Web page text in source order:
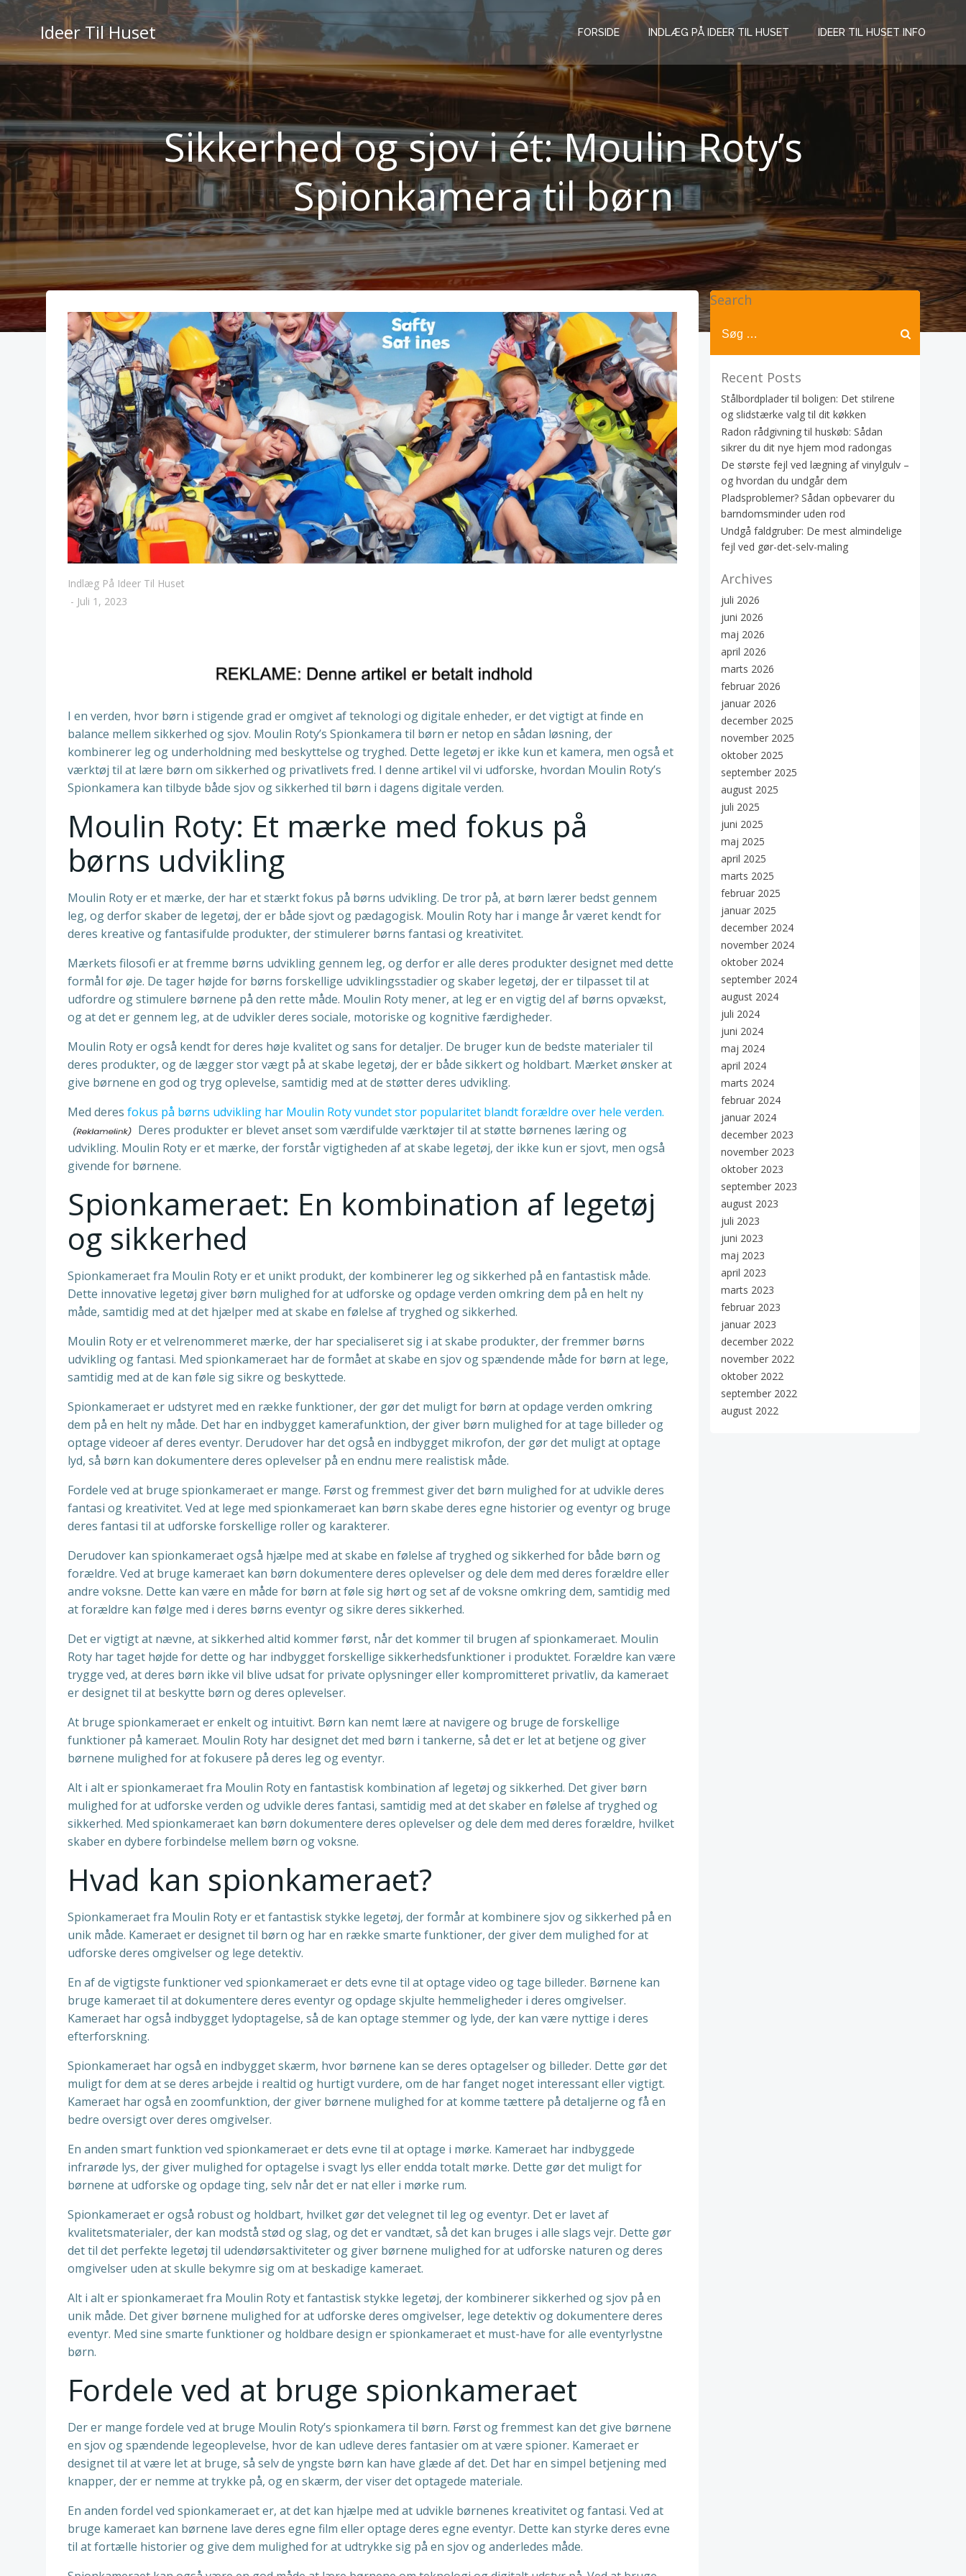
Videre
indholdIdeer Til Huset FORSIDE INDLÆG PÅ IDEER TIL HUSET IDEER TIL HUSET INFO
Sikkerhed og sjov i ét: Moulin Roty’s
Spionkamera til børn
Indlæg På Ideer Til Huset
- Juli 1, 2023
I en verden, hvor børn i stigende grad er omgivet af teknologi og digitale enheder, er det vigtigt at finde en
balance mellem sikkerhed og sjov. Moulin Roty’s Spionkamera til børn er netop en sådan løsning, der
kombinerer leg og underholdning med beskyttelse og tryghed. Dette legetøj er ikke kun et kamera, men også et
værktøj til at lære børn om sikkerhed og privatlivets fred. I denne artikel vil vi udforske, hvordan Moulin Roty’s
Spionkamera kan tilbyde både sjov og sikkerhed til børn i dagens digitale verden.
Moulin Roty: Et mærke med fokus på
børns udvikling
Moulin Roty er et mærke, der har et stærkt fokus på børns udvikling. De tror på, at børn lærer bedst gennem
leg, og derfor skaber de legetøj, der er både sjovt og pædagogisk. Moulin Roty har i mange år været kendt for
deres kreative og fantasifulde produkter, der stimulerer børns fantasi og kreativitet.
Mærkets filosofi er at fremme børns udvikling gennem leg, og derfor er alle deres produkter designet med dette
formål for øje. De tager højde for børns forskellige udviklingsstadier og skaber legetøj, der er tilpasset til at
udfordre og stimulere børnene på den rette måde. Moulin Roty mener, at leg er en vigtig del af børns opvækst,
og at det er gennem leg, at de udvikler deres sociale, motoriske og kognitive færdigheder.
Moulin Roty er også kendt for deres høje kvalitet og sans for detaljer. De bruger kun de bedste materialer til
deres produkter, og de lægger stor vægt på at skabe legetøj, der er både sikkert og holdbart. Mærket ønsker at
give børnene en god og tryg oplevelse, samtidig med at de støtter deres udvikling.
Med deres fokus på børns udvikling har Moulin Roty vundet stor popularitet blandt forældre over hele verden.
Deres produkter er blevet anset som værdifulde værktøjer til at støtte børnenes læring og
udvikling. Moulin Roty er et mærke, der forstår vigtigheden af at skabe legetøj, der ikke kun er sjovt, men også
givende for børnene.
Spionkameraet: En kombination af legetøj
og sikkerhed
Spionkameraet fra Moulin Roty er et unikt produkt, der kombinerer leg og sikkerhed på en fantastisk måde.
Dette innovative legetøj giver børn mulighed for at udforske og opdage verden omkring dem på en helt ny
måde, samtidig med at det hjælper med at skabe en følelse af tryghed og sikkerhed.
Moulin Roty er et velrenommeret mærke, der har specialiseret sig i at skabe produkter, der fremmer børns
udvikling og fantasi. Med spionkameraet har de formået at skabe en sjov og spændende måde for børn at lege,
samtidig med at de kan føle sig sikre og beskyttede.
Spionkameraet er udstyret med en række funktioner, der gør det muligt for børn at opdage verden omkring
dem på en helt ny måde. Det har en indbygget kamerafunktion, der giver børn mulighed for at tage billeder og
optage videoer af deres eventyr. Derudover har det også en indbygget mikrofon, der gør det muligt at optage
lyd, så børn kan dokumentere deres oplevelser på en endnu mere realistisk måde.
Fordele ved at bruge spionkameraet er mange. Først og fremmest giver det børn mulighed for at udvikle deres
fantasi og kreativitet. Ved at lege med spionkameraet kan børn skabe deres egne historier og eventyr og bruge
deres fantasi til at udforske forskellige roller og karakterer.
Derudover kan spionkameraet også hjælpe med at skabe en følelse af tryghed og sikkerhed for både børn og
forældre. Ved at bruge kameraet kan børn dokumentere deres oplevelser og dele dem med deres forældre eller
andre voksne. Dette kan være en måde for børn at føle sig hørt og set af de voksne omkring dem, samtidig med
at forældre kan følge med i deres børns eventyr og sikre deres sikkerhed.
Det er vigtigt at nævne, at sikkerhed altid kommer først, når det kommer til brugen af spionkameraet. Moulin
Roty har taget højde for dette og har indbygget forskellige sikkerhedsfunktioner i produktet. Forældre kan være
trygge ved, at deres børn ikke vil blive udsat for private oplysninger eller kompromitteret privatliv, da kameraet
er designet til at beskytte børn og deres oplevelser.
At bruge spionkameraet er enkelt og intuitivt. Børn kan nemt lære at navigere og bruge de forskellige
funktioner på kameraet. Moulin Roty har designet det med børn i tankerne, så det er let at betjene og giver
børnene mulighed for at fokusere på deres leg og eventyr.
Alt i alt er spionkameraet fra Moulin Roty en fantastisk kombination af legetøj og sikkerhed. Det giver børn
mulighed for at udforske verden og udvikle deres fantasi, samtidig med at det skaber en følelse af tryghed og
sikkerhed. Med spionkameraet kan børn dokumentere deres oplevelser og dele dem med deres forældre, hvilket
skaber en dybere forbindelse mellem børn og voksne.
Hvad kan spionkameraet?
Spionkameraet fra Moulin Roty er et fantastisk stykke legetøj, der formår at kombinere sjov og sikkerhed på en
unik måde. Kameraet er designet til børn og har en række smarte funktioner, der giver dem mulighed for at
udforske deres omgivelser og lege detektiv.
En af de vigtigste funktioner ved spionkameraet er dets evne til at optage video og tage billeder. Børnene kan
bruge kameraet til at dokumentere deres eventyr og opdage skjulte hemmeligheder i deres omgivelser.
Kameraet har også indbygget lydoptagelse, så de kan optage stemmer og lyde, der kan være nyttige i deres
efterforskning.
Spionkameraet har også en indbygget skærm, hvor børnene kan se deres optagelser og billeder. Dette gør det
muligt for dem at se deres arbejde i realtid og hurtigt vurdere, om de har fanget noget interessant eller vigtigt.
Kameraet har også en zoomfunktion, der giver børnene mulighed for at komme tættere på detaljerne og få en
bedre oversigt over deres omgivelser.
En anden smart funktion ved spionkameraet er dets evne til at optage i mørke. Kameraet har indbyggede
infrarøde lys, der giver mulighed for optagelse i svagt lys eller endda totalt mørke. Dette gør det muligt for
børnene at udforske og opdage ting, selv når det er nat eller i mørke rum.
Spionkameraet er også robust og holdbart, hvilket gør det velegnet til leg og eventyr. Det er lavet af
kvalitetsmaterialer, der kan modstå stød og slag, og det er vandtæt, så det kan bruges i alle slags vejr. Dette gør
det til det perfekte legetøj til udendørsaktiviteter og giver børnene mulighed for at udforske naturen og deres
omgivelser uden at skulle bekymre sig om at beskadige kameraet.
Alt i alt er spionkameraet fra Moulin Roty et fantastisk stykke legetøj, der kombinerer sikkerhed og sjov på en
unik måde. Det giver børnene mulighed for at udforske deres omgivelser, lege detektiv og dokumentere deres
eventyr. Med sine smarte funktioner og holdbare design er spionkameraet et must-have for alle eventyrlystne
børn.
Fordele ved at bruge spionkameraet
Der er mange fordele ved at bruge Moulin Roty’s spionkamera til børn. Først og fremmest kan det give børnene
en sjov og spændende legeoplevelse, hvor de kan udleve deres fantasier om at være spioner. Kameraet er
designet til at være let at bruge, så selv de yngste børn kan have glæde af det. Det har en simpel betjening med
knapper, der er nemme at trykke på, og en skærm, der viser det optagede materiale.
En anden fordel ved spionkameraet er, at det kan hjælpe med at udvikle børnenes kreativitet og fantasi. Ved at
bruge kameraet kan børnene lave deres egne film eller optage deres egne eventyr. Dette kan styrke deres evne
til at fortælle historier og give dem mulighed for at udtrykke sig på en sjov og anderledes måde.
Search
Recent Posts
Stålbordplader til boligen: Det stilrene
og slidstærke valg til dit køkken
Radon rådgivning til huskøb: Sådan
sikrer du dit nye hjem mod radongas
De største fejl ved lægning af vinylgulv –
og hvordan du undgår dem
Pladsproblemer? Sådan opbevarer du
barndomsminder uden rod
Undgå faldgruber: De mest almindelige
fejl ved gør-det-selv-maling
Archives
juli 2026
juni 2026
maj 2026
april 2026
marts 2026
februar 2026
januar 2026
december 2025
november 2025
oktober 2025
september 2025
august 2025
juli 2025
juni 2025
maj 2025
april 2025
marts 2025
februar 2025
januar 2025
december 2024
november 2024
oktober 2024
september 2024
august 2024
juli 2024
juni 2024
maj 2024
april 2024
marts 2024
februar 2024
januar 2024
december 2023
november 2023
oktober 2023
september 2023
august 2023
juli 2023
juni 2023
maj 2023
april 2023
marts 2023
februar 2023
januar 2023
december 2022
november 2022
oktober 2022
september 2022
august 2022